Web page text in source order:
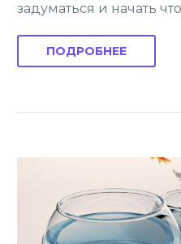
задуматься и начать
ПОДРОБНЕЕ